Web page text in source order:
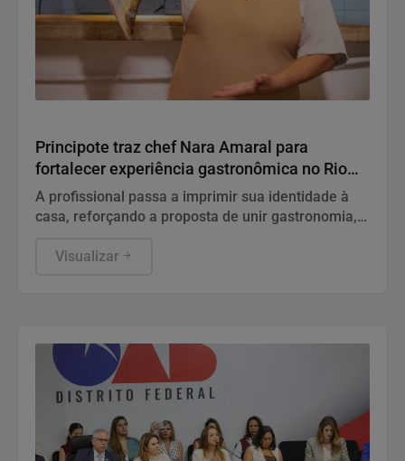
Principote traz chef Nara Amaral para
fortalecer experiência gastronômica no Rio
Vermelho
A profissional passa a imprimir sua identidade à
casa, reforçando a proposta de unir gastronomia,
Visualizar